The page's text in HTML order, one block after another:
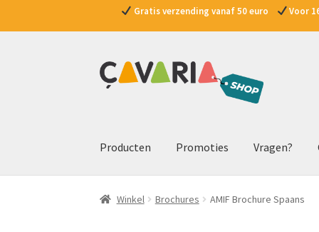
Gratis verzending vanaf 50 euro Voor
Ga
door
Ga
naar
Producten
Promoties Vragen?
Winkel Brochures AMIF Brochure Spaans